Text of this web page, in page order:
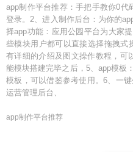
app制作平台推荐：手把手教你0代
登录。2、进入制作后台：为你的
择app功能：应用公园平台为大家
些模块用户都可以直接选择拖拽式
有详细的介绍及图文操作教程，可
能模块搭建完毕之后，5、app模板
模板，可以借鉴参考使用。6、一
运营管理后台、
app制作平台推荐